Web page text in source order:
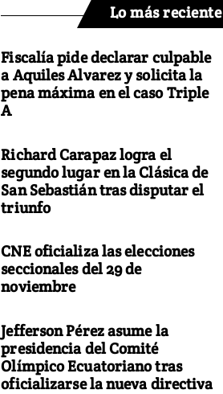
Lo más reciente
Fiscalía pide declarar culpable
a Aquiles Alvarez y solicita la
pena máxima en el caso Triple
A
Richard Carapaz logra el
segundo lugar en la Clásica de
San Sebastián tras disputar el
triunfo
CNE oficializa las elecciones
seccionales del 29 de
noviembre
Jefferson Pérez asume la
presidencia del Comité
Olímpico Ecuatoriano tras
oficializarse la nueva directiva